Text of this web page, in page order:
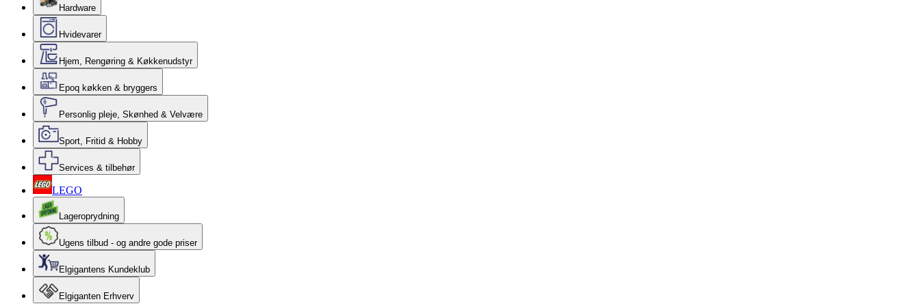
Hardware
Hvidevarer
Hjem, Rengøring & Køkkenudstyr
Epoq køkken & bryggers
Personlig pleje, Skønhed & Velvære
Sport, Fritid & Hobby
Services & tilbehør
LEGO
Lageroprydning
Ugens tilbud - og andre gode priser
Elgigantens Kundeklub
Elgiganten Erhverv